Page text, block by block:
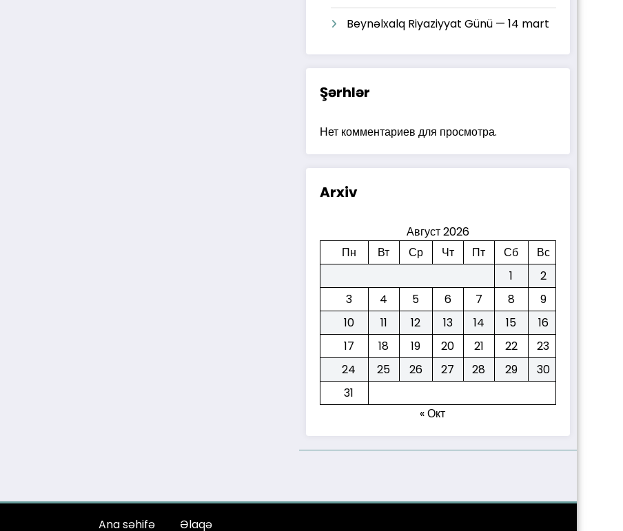
Beynəlxalq Riyaziyyat Günü — 14 mart
Şərhlər
Нет комментариев для просмотра.
Arxiv
Август 2026
Пн
Вт Ср Чт Пт Сб
Вс
1
2
3
4 5 6 7 8
9
10
11 12 13 14 15
16
17
18 19 20 21 22
23
24
25 26 27 28 29
30
31
« Окт
Ana səhifə Əlaqə